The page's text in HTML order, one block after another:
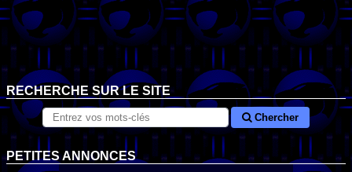
RECHERCHE SUR LE SITE
Chercher
PETITES ANNONCES